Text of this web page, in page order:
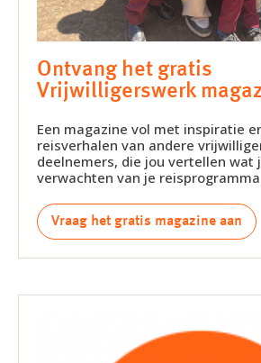
Ontvang het gratis
Vrijwilligerswerk
Een magazine vol met inspiratie
reisverhalen van andere
deelnemers, die jou vertellen wat
verwachten van je
Vraag het gratis magazine aan